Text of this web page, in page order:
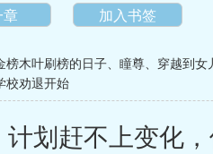
章 加入书签
榜木叶刷榜的日子、 瞳尊、 穿越到女
校劝退开始
划赶不上变化